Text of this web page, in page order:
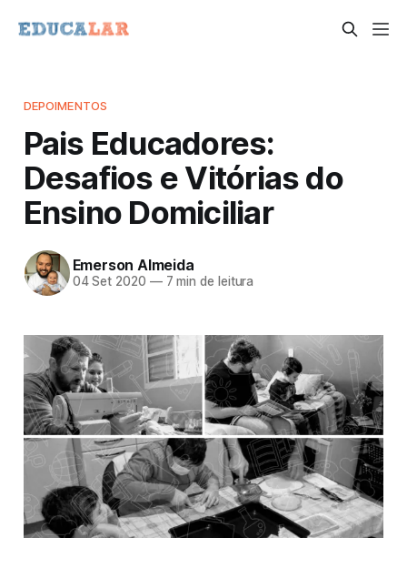
DEPOIMENTOS
Pais Educadores:
Desafios e Vitórias do
Ensino Domiciliar
Emerson Almeida
04 Set 2020 —7 min de leitura